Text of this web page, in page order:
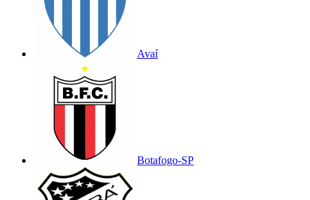
Avaí
Botafogo-SP